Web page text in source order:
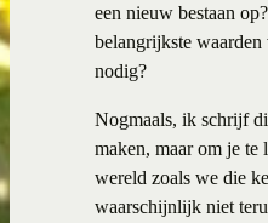
een nieuw bestaan
belangrijkste
nodig?
Nogmaals, ik schrijf
maken, maar om je te
wereld zoals we die
waarschijnlijk niet